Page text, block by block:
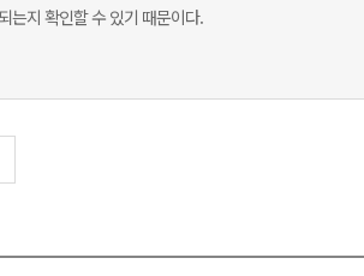
는지 확인할 수 있기 때문이다.